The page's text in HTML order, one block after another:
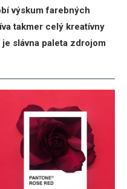
výskum farebných
takmer celý kreatívny
slávna paleta zdrojom